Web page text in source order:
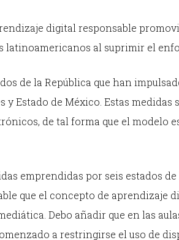
digital responsable
latinoamericanos al suprimir el
de la República que han
y Estado de México. Estas medidas
de tal forma que el modelo
emprendidas por seis estados
que el concepto de aprendizaje
Debo añadir que en las
a restringirse el uso de